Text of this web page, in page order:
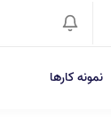
نمونه کارها